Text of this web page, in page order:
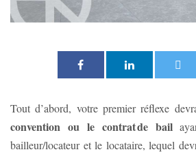
Tout d’abord, votre premier réflexe
convention ou le contrat de bail
bailleur/locateur et le locataire, lequel